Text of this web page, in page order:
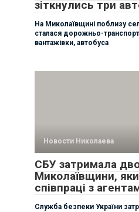
зіткнулись три
На Миколаївщині поблизу
сталася дорожньо-
вантажівки, автобуса
Новости Николаева
СБУ затримала
Миколаївщини,
співпраці з
Служба безпеки України